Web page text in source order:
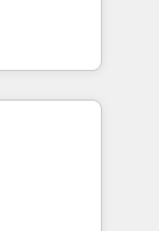
- 40
to
team
term
•
•